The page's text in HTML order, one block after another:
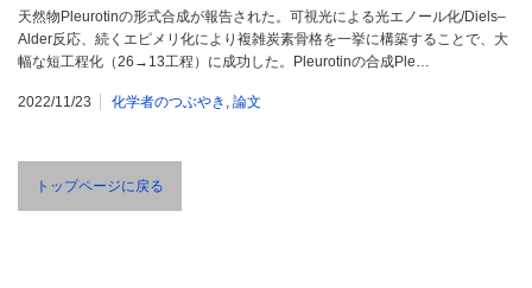
天然物Pleurotinの形式合成が報告された。可視光による光エノール化/Diels–
Alder反応、続くエピメリ化により複雑炭素骨格を一挙に構築することで、大
幅な短工程化（26→13工程）に成功した。Pleurotinの合成Ple…
2022/11/23 化学者のつぶやき , 論文
トップページに戻る